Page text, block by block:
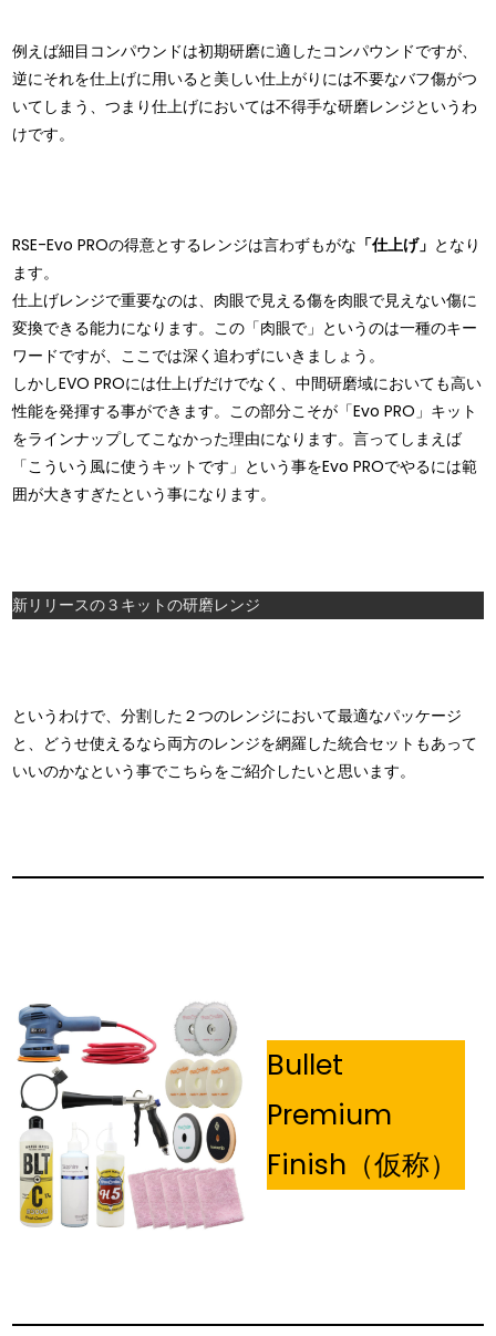
例えば細目コンパウンドは初期研磨に適したコンパウンドですが、
逆にそれを仕上げに用いると美しい仕上がりには不要なバフ傷がつ
いてしまう、つまり仕上げにおいては不得手な研磨レンジというわ
けです。
RSE-Evo PROの得意とするレンジは言わずもがな 「仕上げ」 となり
ます。
仕上げレンジで重要なのは、肉眼で見える傷を肉眼で見えない傷に
変換できる能力になります。この「肉眼で」というのは一種のキー
ワードですが、ここでは深く追わずにいきましょう。
しかしEVO PROには仕上げだけでなく、中間研磨域においても高い
性能を発揮する事ができます。この部分こそが「Evo PRO」キット
をラインナップしてこなかった理由になります。言ってしまえば
「こういう風に使うキットです」という事をEvo PROでやるには範
囲が大きすぎたという事になります。
新リリースの３キットの研磨レンジ
というわけで、分割した２つのレンジにおいて最適なパッケージ
と、どうせ使えるなら両方のレンジを網羅した統合セットもあって
いいのかなという事でこちらをご紹介したいと思います。
Bullet
Premium
Finish（仮称）